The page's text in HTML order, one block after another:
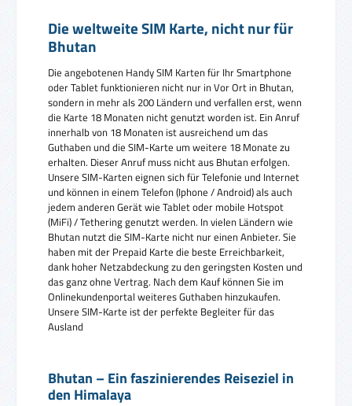
Die weltweite SIM Karte, nicht nur für
Bhutan
Die angebotenen Handy SIM Karten für Ihr Smartphone
oder Tablet funktionieren nicht nur in Vor Ort in Bhutan,
sondern in mehr als 200 Ländern und verfallen erst, wenn
die Karte 18 Monaten nicht genutzt worden ist. Ein Anruf
innerhalb von 18 Monaten ist ausreichend um das
Guthaben und die SIM-Karte um weitere 18 Monate zu
erhalten. Dieser Anruf muss nicht aus Bhutan erfolgen.
Unsere SIM-Karten eignen sich für Telefonie und Internet
und können in einem Telefon (Iphone / Android) als auch
jedem anderen Gerät wie Tablet oder mobile Hotspot
(MiFi) / Tethering genutzt werden. In vielen Ländern wie
Bhutan nutzt die SIM-Karte nicht nur einen Anbieter. Sie
haben mit der Prepaid Karte die beste Erreichbarkeit,
dank hoher Netzabdeckung zu den geringsten Kosten und
das ganz ohne Vertrag. Nach dem Kauf können Sie im
Onlinekundenportal weiteres Guthaben hinzukaufen.
Unsere SIM-Karte ist der perfekte Begleiter für das
Ausland
Bhutan – Ein faszinierendes Reiseziel in
den Himalaya